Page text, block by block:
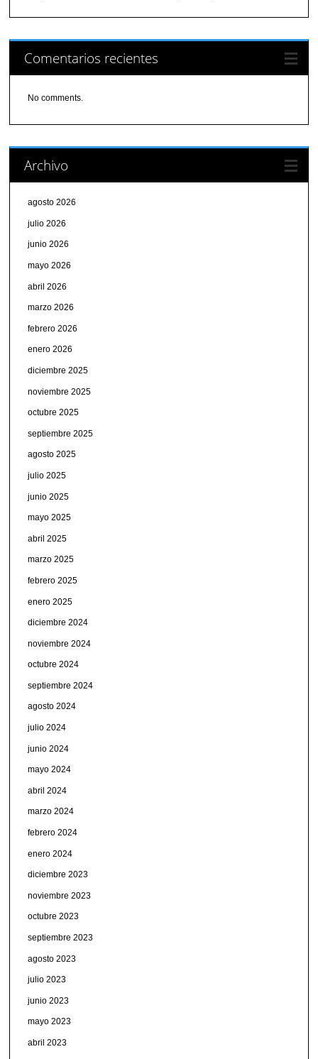
Comentarios recientes
No comments.
Archivo
agosto 2026
julio 2026
junio 2026
mayo 2026
abril 2026
marzo 2026
febrero 2026
enero 2026
diciembre 2025
noviembre 2025
octubre 2025
septiembre 2025
agosto 2025
julio 2025
junio 2025
mayo 2025
abril 2025
marzo 2025
febrero 2025
enero 2025
diciembre 2024
noviembre 2024
octubre 2024
septiembre 2024
agosto 2024
julio 2024
junio 2024
mayo 2024
abril 2024
marzo 2024
febrero 2024
enero 2024
diciembre 2023
noviembre 2023
octubre 2023
septiembre 2023
agosto 2023
julio 2023
junio 2023
mayo 2023
abril 2023